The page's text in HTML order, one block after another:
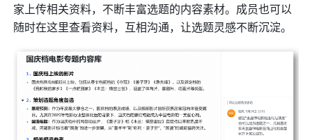
家上传相关资料，不断丰富选题的内容素材。成员也可以
随时在这里查看资料，互相沟通，让选题灵感不断沉淀。